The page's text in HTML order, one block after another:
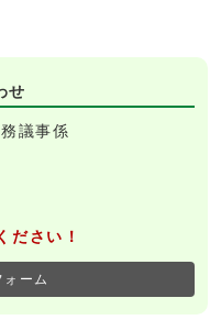
せ
議事係
ださい！
ォーム